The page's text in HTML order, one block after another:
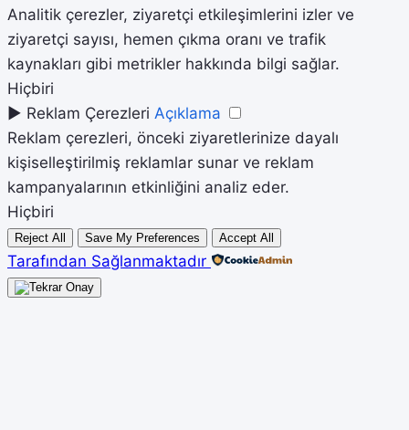
Analitik çerezler, ziyaretçi etkileşimlerini izler ve
ziyaretçi sayısı, hemen çıkma oranı ve trafik
kaynakları gibi metrikler hakkında bilgi sağlar.
Hiçbiri
► Reklam Çerezleri Açıklama
Reklam çerezleri, önceki ziyaretlerinize dayalı
kişiselleştirilmiş reklamlar sunar ve reklam
kampanyalarının etkinliğini analiz eder.
Hiçbiri
Reject All Save My Preferences Accept All
Tarafından Sağlanmaktadır